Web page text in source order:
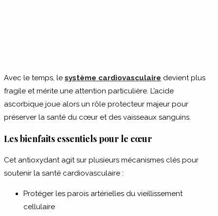
Avec le temps, le système cardiovasculaire devient plus
fragile et mérite une attention particulière. L’acide
ascorbique joue alors un rôle protecteur majeur pour
préserver la santé du cœur et des vaisseaux sanguins.
Les bienfaits essentiels pour le cœur
Cet antioxydant agit sur plusieurs mécanismes clés pour
soutenir la santé cardiovasculaire :
Protéger les parois artérielles du vieillissement
cellulaire